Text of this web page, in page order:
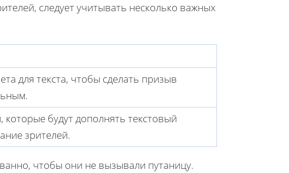
следует учитывать несколько важных
для текста, чтобы сделать призыв
будут дополнять текстовый
зрителей.
чтобы они не вызывали путаницу.